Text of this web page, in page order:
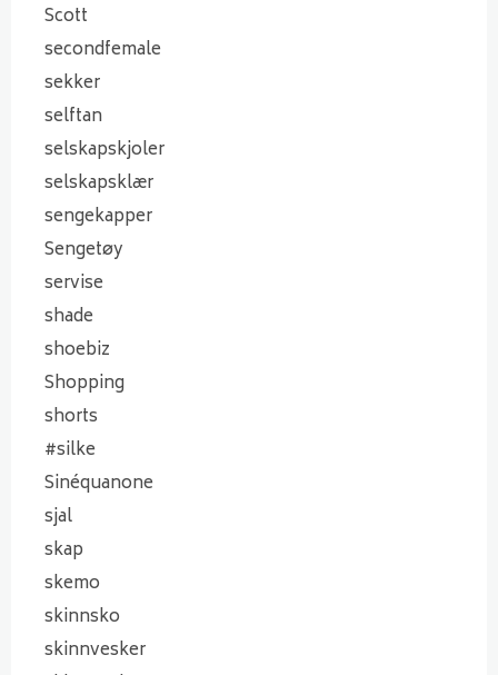
Scott
secondfemale
sekker
selftan
selskapskjoler
selskapsklær
sengekapper
Sengetøy
servise
shade
shoebiz
Shopping
shorts
#silke
Sinéquanone
sjal
skap
skemo
skinnsko
skinnvesker